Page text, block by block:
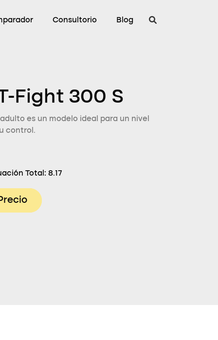
Consultorio Blog
Fight 300 S
es un modelo ideal para un nivel
control.
Total: 8.17